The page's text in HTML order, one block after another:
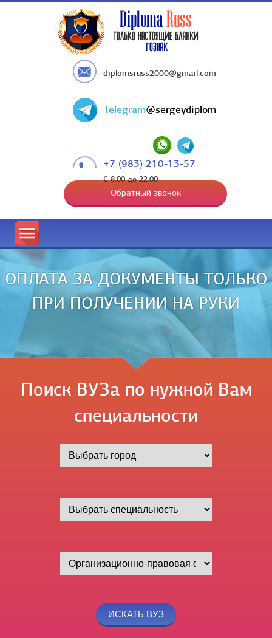
diplomsruss2000@gmail.com
Telegram@sergeydiplom
+7 (983) 210-13-57
С 8:00 до 22:00
Обратный звонок
ОПЛАТА ЗА ДОКУМЕНТЫ ТОЛЬКО
ПРИ ПОЛУЧЕНИИ НА РУКИ
Поиск ВУЗа по нужной Вам
специальности